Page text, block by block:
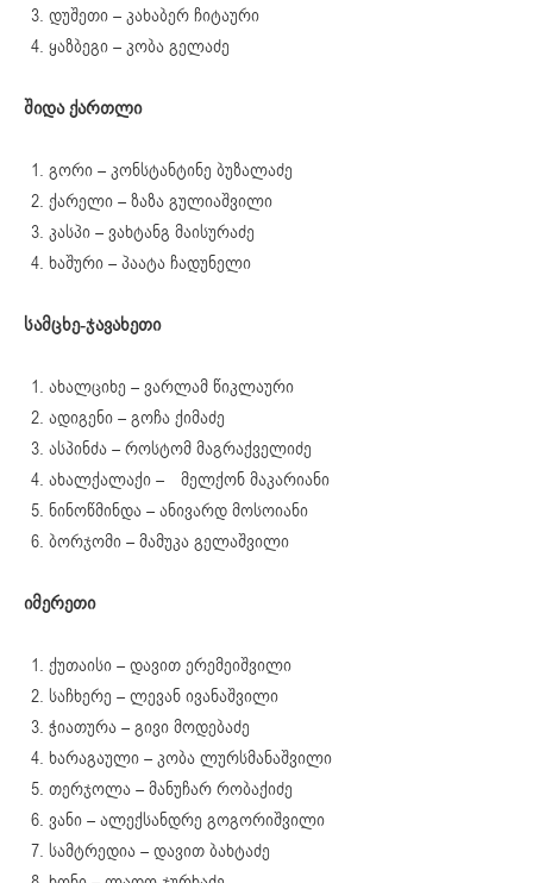
დუშეთი – კახაბერ ჩიტაური
ყაზბეგი – კობა გელაძე
შიდა ქართლი
გორი – კონსტანტინე ბუზალაძე
ქარელი – ზაზა გულიაშვილი
კასპი – ვახტანგ მაისურაძე
ხაშური – პაატა ჩადუნელი
სამცხე-ჯავახეთი
ახალციხე – ვარლამ წიკლაური
ადიგენი – გოჩა ქიმაძე
ასპინძა – როსტომ მაგრაქველიძე
ახალქალაქი – მელქონ მაკარიანი
ნინოწმინდა – ანივარდ მოსოიანი
ბორჯომი – მამუკა გელაშვილი
იმერეთი
ქუთაისი – დავით ერემეიშვილი
საჩხერე – ლევან ივანაშვილი
ჭიათურა – გივი მოდებაძე
ხარაგაული – კობა ლურსმანაშვილი
თერჯოლა – მანუჩარ რობაქიძე
ვანი – ალექსანდრე გოგორიშვილი
სამტრედია – დავით ბახტაძე